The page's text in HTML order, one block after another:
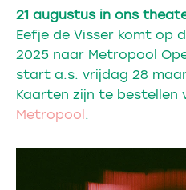
21 augustus in ons
Eefje de Visser komt op
2025 naar Metropool
start a.s. vrijdag 28
Kaarten zijn te bestellen
Metropool.